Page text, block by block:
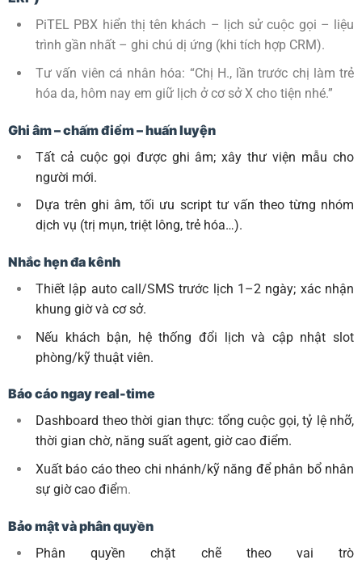
PiTEL PBX hiển thị tên khách – lịch sử cuộc gọi – liệu
trình gần nhất – ghi chú dị ứng (khi tích hợp CRM).
Tư vấn viên cá nhân hóa: “Chị H., lần trước chị làm trẻ
hóa da, hôm nay em giữ lịch ở cơ sở X cho tiện nhé.”
Ghi âm – chấm điểm – huấn luyện
Tất cả cuộc gọi được ghi âm; xây thư viện mẫu cho
người mới.
Dựa trên ghi âm, tối ưu script tư vấn theo từng nhóm
dịch vụ (trị mụn, triệt lông, trẻ hóa…).
Nhắc hẹn đa kênh
Thiết lập auto call/SMS trước lịch 1–2 ngày; xác nhận
khung giờ và cơ sở.
Nếu khách bận, hệ thống đổi lịch và cập nhật slot
phòng/kỹ thuật viên.
Báo cáo ngay real-time
Dashboard theo thời gian thực: tổng cuộc gọi, tỷ lệ nhỡ,
thời gian chờ, năng suất agent, giờ cao điểm.
Xuất báo cáo theo chi nhánh/kỹ năng để phân bổ nhân
sự giờ cao điểm.
Bảo mật và phân quyền
Phân quyền chặt chẽ theo vai trò